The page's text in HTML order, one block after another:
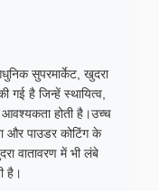
सुपरमार्केट, खुदरा
है जिन्हें स्थायित्व,
आवश्यकता होती है।उच्च
और पाउडर कोटिंग के
वातावरण में भी लंबे
है।